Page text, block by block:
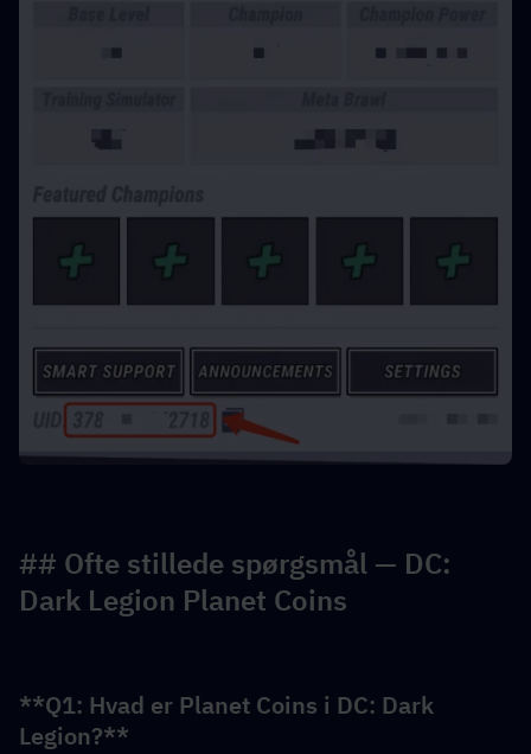
## Ofte stillede spørgsmål — DC:
Dark Legion Planet Coins
**Q1: Hvad er Planet Coins i DC: Dark
Legion?**